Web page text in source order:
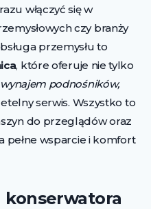
włączyć się w
czy branży
przemysłu to
, które oferuje nie tylko
wynajem podnośników,
serwis. Wszystko to
do przeglądów oraz
pełne wsparcie i komfort
konserwatora